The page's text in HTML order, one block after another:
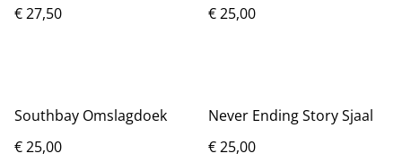
€ 27,50 € 25,00
Southbay Omslagdoek
€ 25,00
Never Ending Story Sjaal
€ 25,00